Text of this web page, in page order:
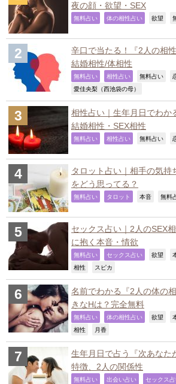
夜の顔・欲望・SEX
無料占い 体の相性占い 欲望
辛口で当たる！『2人の相
結婚相性/体相性
無料占い 相性占い 無料占い
愛佳央梨（西池袋の母）
相性占い｜生年月日でわか
結婚相性・SEX相性
無料占い 相性占い 無料占い
タロット占い｜相手の気持
をどう思ってる？
無料占い タロット 本音 無料
セックス占い｜2人のSEX
に抱く本音・情欲
無料占い セックス占い 欲望
相性 スピカ
名前でわかる『2人の体の
きなHは？完全無料
無料占い 体の相性占い 欲望
相性 月香
生年月日で占う『次あなた
特徴、2人の関係性
無料占い 出会い占い セックス